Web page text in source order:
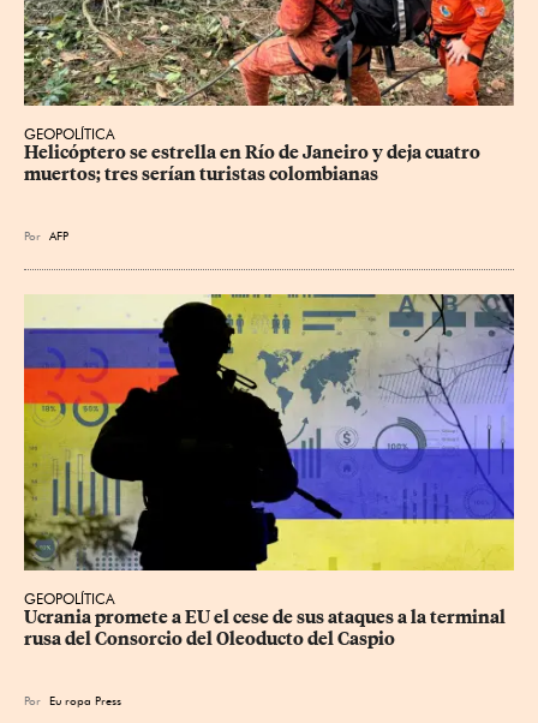
GEOPOLÍTICA
Helicóptero se estrella en Río de Janeiro y deja cuatro
muertos; tres serían turistas colombianas
Por AFP
GEOPOLÍTICA
Ucrania promete a EU el cese de sus ataques a la terminal
rusa del Consorcio del Oleoducto del Caspio
Por Eu ropa Press